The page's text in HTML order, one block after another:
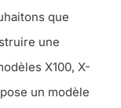
que
une
X100, X-
un modèle